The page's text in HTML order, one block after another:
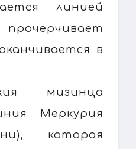
линией
в
мизинца
Меркурия
которая